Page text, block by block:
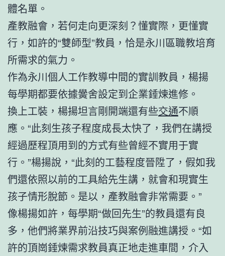
體名單。
產教融會，若何走向更深刻？懂實際，更懂實
行，如許的“雙師型”教員，恰是永川區職教培育
所需求的氣力。
作為永川個人工作教導中間的實訓教員，楊揚
每學期都要依據黌舍設定到企業錘煉進修。
換上工裝，楊揚坦言剛開端還有些交通不順
應。“此刻生孩子程度成長太快了，我們在講授
經過歷程頂用到的方式有些曾經不實用于實
行。”楊揚說，“此刻的工藝程度晉陞了，假如我
們還依照以前的工具給先生講，就會和現實生
孩子情形脫節。是以，產教融會非常需要。”
像楊揚如許，每學期“做回先生”的教員還有良
多，他們將業界前沿技巧與案例融進講授。“如
許的頂崗錘煉需求教員真正地走進車間，介入